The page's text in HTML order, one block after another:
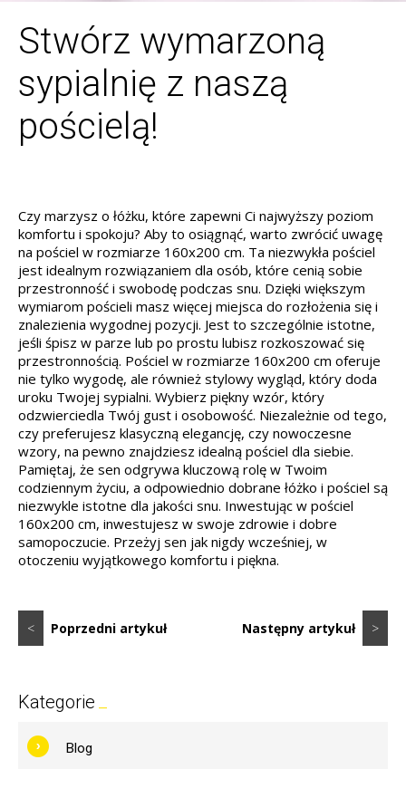
Stwórz wymarzoną
sypialnię z naszą
pościelą!
Czy marzysz o łóżku, które zapewni Ci najwyższy poziom
komfortu i spokoju? Aby to osiągnąć, warto zwrócić uwagę
na pościel w rozmiarze 160x200 cm. Ta niezwykła pościel
jest idealnym rozwiązaniem dla osób, które cenią sobie
przestronność i swobodę podczas snu. Dzięki większym
wymiarom pościeli masz więcej miejsca do rozłożenia się i
znalezienia wygodnej pozycji. Jest to szczególnie istotne,
jeśli śpisz w parze lub po prostu lubisz rozkoszować się
przestronnością. Pościel w rozmiarze 160x200 cm oferuje
nie tylko wygodę, ale również stylowy wygląd, który doda
uroku Twojej sypialni. Wybierz piękny wzór, który
odzwierciedla Twój gust i osobowość. Niezależnie od tego,
czy preferujesz klasyczną elegancję, czy nowoczesne
wzory, na pewno znajdziesz idealną pościel dla siebie.
Pamiętaj, że sen odgrywa kluczową rolę w Twoim
codziennym życiu, a odpowiednio dobrane łóżko i pościel są
niezwykle istotne dla jakości snu. Inwestując w pościel
160x200 cm, inwestujesz w swoje zdrowie i dobre
samopoczucie. Przeżyj sen jak nigdy wcześniej, w
otoczeniu wyjątkowego komfortu i piękna.
< Poprzedni artykuł Następny artykuł >
Kategorie
Blog